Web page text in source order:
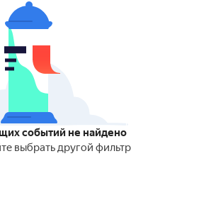
событий не найдено
выбрать другой фильтр